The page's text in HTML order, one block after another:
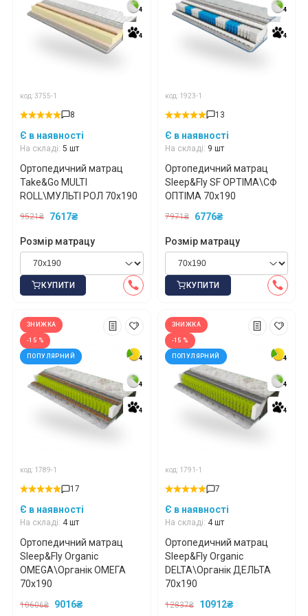
4
4
код: 3755-1
8
Є в наявності
На складі: 5 шт
4
4
Ортопедичний матрац
Take&Go MULTI
ROLL\МУЛЬТІ РОЛ 70x190
9521₴ 7617₴
Розмір матрацу
КУПИТИ
4
4
код: 1923-1
13
Є в наявності
На складі: 9 шт
4
4
Ортопедичний матрац
Sleep&Fly SF OPTIMA\СФ
ОПТІМА 70x190
7971₴ 6776₴
Розмір матрацу
КУПИТИ
4
4
4
ЗНИЖКА
-15 %
ПОПУЛЯРНИЙ
код: 1789-1
17
Є в наявності
На складі: 4 шт
4
4
4
Ортопедичний матрац
Sleep&Fly Organic
OMEGA\Органік ОМЕГА
70x190
10606₴ 9016₴
4
4
4
ЗНИЖКА
-15 %
ПОПУЛЯРНИЙ
код: 1791-1
7
Є в наявності
На складі: 4 шт
4
4
4
Ортопедичний матрац
Sleep&Fly Organic
DELTA\Органік ДЕЛЬТА
70x190
12837₴ 10912₴